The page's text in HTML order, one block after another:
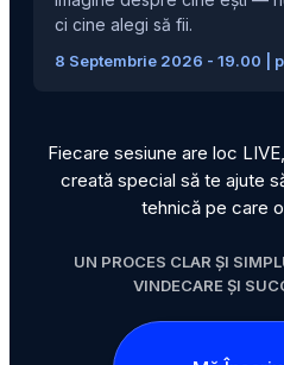
ci cine alegi să fii.
8 Septembrie 2026 - 19.00 |
Fiecare sesiune are loc
creată special să te ajute
tehnică pe care
UN PROCES CLAR ȘI
VINDECARE ȘI